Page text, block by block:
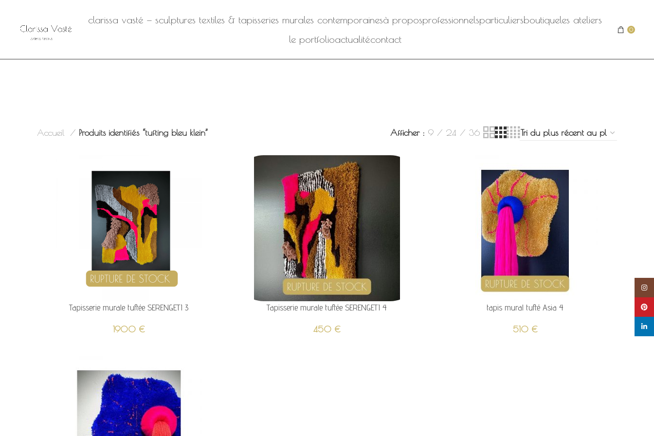
clarissa vasté — sculptures textiles & tapisseries murales contemporainesà proposprofessionnelsparticuliersboutiqueles ateliers
le portfolioactualitécontact
0
Accueil Produits identifiés “tufting bleu klein” Afficher 9 24 36
Tapisserie murale tuftée SERENGETI 3
1900 €
Tapisserie murale tuftée SERENGETI 4
450 €
tapis mural tufté Asia 4
510 €